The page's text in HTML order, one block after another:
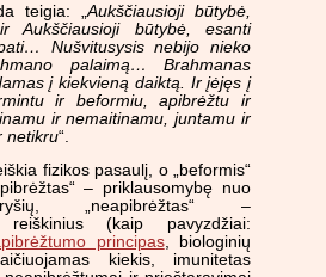
teigia: „ Aukščiausioji būtybė,
Aukščiausioji būtybė, esanti
Nušvitusysis nebijo nieko
palaimą… Brahmanas
į kiekvieną daiktą. Ir įėjęs į
ir beformiu, apibrėžtu ir
ir nemaitinamu, juntamu ir
netikru“.
fizikos pasaulį, o „beformis“
– priklausomybę nuo
„neapibrėžtas“ –
reiškinius (kaip pavyzdžiai:
principas, biologinių
kiekis, imunitetas